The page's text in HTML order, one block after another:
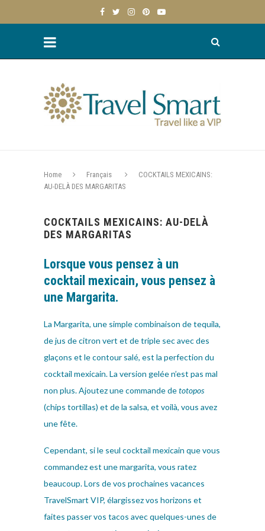
Home Français
COCKTAILS MEXICAINS:
AU-DELÀ DES MARGARITAS
COCKTAILS MEXICAINS: AU-DELÀ
DES MARGARITAS
Lorsque vous pensez à un
cocktail mexicain, vous pensez à
une Margarita.
La Margarita, une simple combinaison de tequila,
de jus de citron vert et de triple sec avec des
glaçons et le contour salé, est la perfection du
cocktail mexicain. La version gelée n’est pas mal
non plus. Ajoutez une commande detotopos
(chips tortillas) et de la salsa, et voilà, vous avez
une fête.
Cependant, si le seul cocktail mexicain que vous
commandez est une margarita, vous ratez
beaucoup. Lors de vos prochaines vacances
TravelSmart VIP, élargissez vos horizons et
faites passer vos tacos avec quelques-unes de